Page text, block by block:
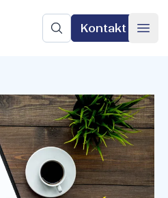
Sök på sajten
Kontakt